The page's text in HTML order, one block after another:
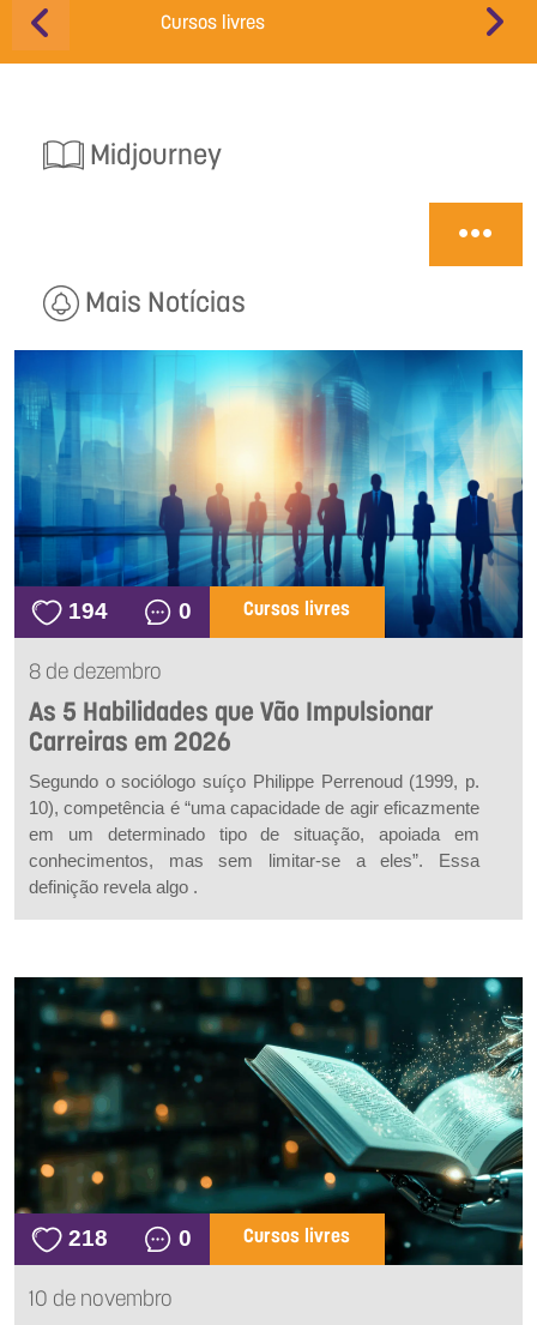
Cursos livres Educação
Midjourney
Mais Notícias
194 0 Cursos livres
8 de dezembro
As 5 Habilidades que Vão Impulsionar
Carreiras em 2026
Segundo o sociólogo suíço Philippe Perrenoud (1999, p.
10), competência é “uma capacidade de agir eficazmente
em um determinado tipo de situação, apoiada em
conhecimentos, mas sem limitar-se a eles”. Essa
definição revela algo .
218 0 Cursos livres
10 de novembro